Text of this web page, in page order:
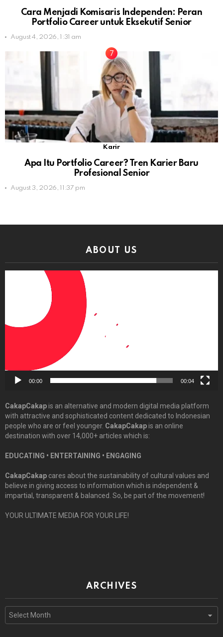
Cara Menjadi Komisaris Independen: Peran
Portfolio Career untuk Eksekutif Senior
August 4, 2026, 1:31 am
Karir
Apa Itu Portfolio Career? Tren Karier Baru
Profesional Senior
August 3, 2026, 11:37 pm
ABOUT US
00:00 00:04
CakapCakapis an alternative and modern digital media platform
with attractive and sophisticated content dedicated to Indonesian
people who are or feel younger. CakapCakapis an online
destination with over 14,000+ articles which is:
EDUCATING • ENTERTAINING • ENGAGING
CakapCakap cares about the sustainability of cultural values and
believe in giving access to information which is independent &
impartial, transparent & balanced. So, be part of the movement!
YOUR ULTIMATE MEDIA FOR YOUR LIFE!
ARCHIVES
Archives